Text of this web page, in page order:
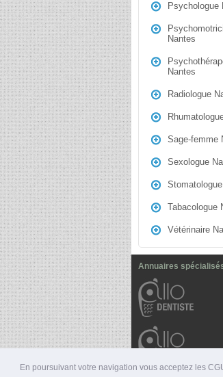
En poursuivant votre navigation vous acceptez les
Psychologue
Nantes
Nantes
Radiologue
Sage-femme
Sexologue
Tabacologue
Vétérinaire
Annuaires